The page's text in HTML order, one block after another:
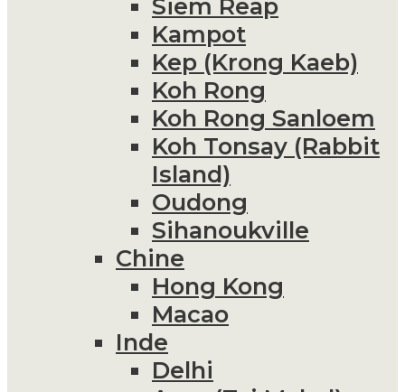
Kampot
Kep (Krong Kaeb)
Koh Rong
Koh Rong Sanloem
Koh Tonsay (Rabbit
Island)
Oudong
Sihanoukville
Chine
Hong Kong
Macao
Inde
Delhi